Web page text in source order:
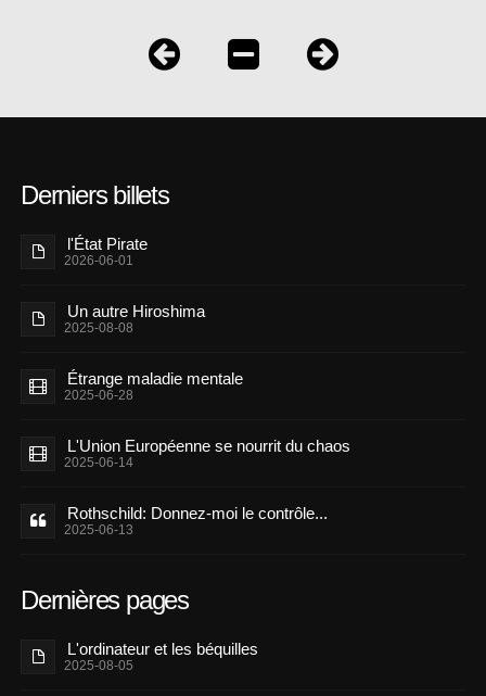
Derniers billets
l'État Pirate
2026-06-01
Un autre Hiroshima
2025-08-08
Étrange maladie mentale
2025-06-28
L'Union Européenne se nourrit du chaos
2025-06-14
Rothschild: Donnez-moi le contrôle...
2025-06-13
Dernières pages
L'ordinateur et les béquilles
2025-08-05